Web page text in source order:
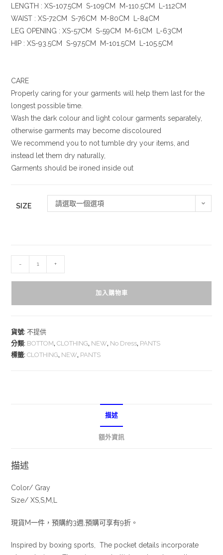
LENGTH : XS-107.5CM S-109CM M-110.5CM L-112CM
WAIST : XS-72CM S-76CM M-80CM L-84CM
LEG OPENING : XS-57CM S-59CM M-61CM L-63CM
HIP : XS-93.5CM S-97.5CM M-101.5CM L-105.5CM
CARE
Properly caring for your garments will help them last for the
longest possible time.
Wash the dark colour and light colour garments separately,
otherwise garments may become discoloured
We recommend you to not tumble dry your items, and
instead let them dry naturally,
Garments should be ironed inside out
SIZE 請選取一個選項
- +
加入購物車
貨號:不提供
分類: BOTTOM,CLOTHING, NEW, No Dress, PANTS
標籤:CLOTHING, NEW, PANTS
描述
額外資訊
描述
Color/ Gray
Size/ XS,S,M,L
現貨M一件，預購約3週,預購可享有9折。
Inspired by boxing sports, The pocket details incorporate